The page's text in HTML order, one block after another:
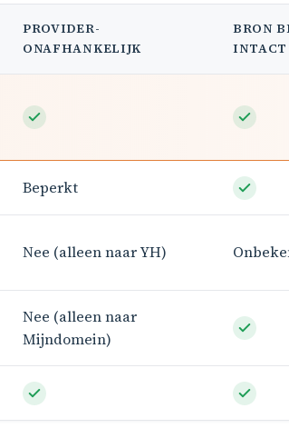
PROVIDER-
ONAFHANKELIJK
BRON
INTACT
Beperkt
Nee (alleen naar YH)
Nee (alleen naar
Mijndomein)